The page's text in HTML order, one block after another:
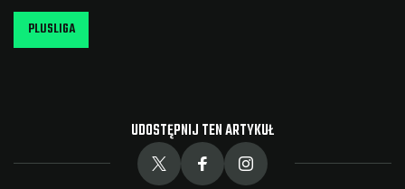
PLUSLIGA
UDOSTĘPNIJ TEN ARTYKUŁ